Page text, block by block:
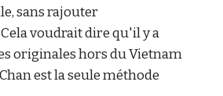
sans rajouter
voudrait dire qu'il y a
originales hors du Vietnam
est la seule méthode